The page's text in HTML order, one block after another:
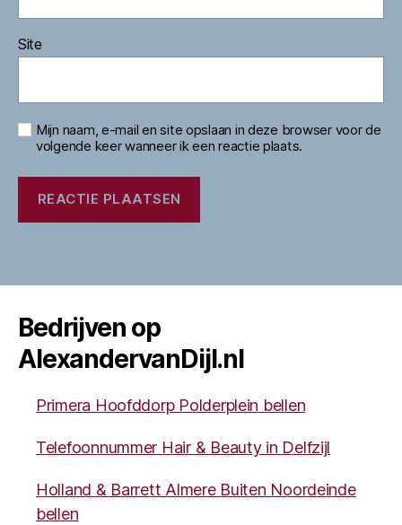
Site
Mijn naam, e-mail en site opslaan in deze browser voor de
volgende keer wanneer ik een reactie plaats.
Bedrijven op
AlexandervanDijl.nl
Primera Hoofddorp Polderplein bellen
Telefoonnummer Hair & Beauty in Delfzijl
Holland & Barrett Almere Buiten Noordeinde
bellen